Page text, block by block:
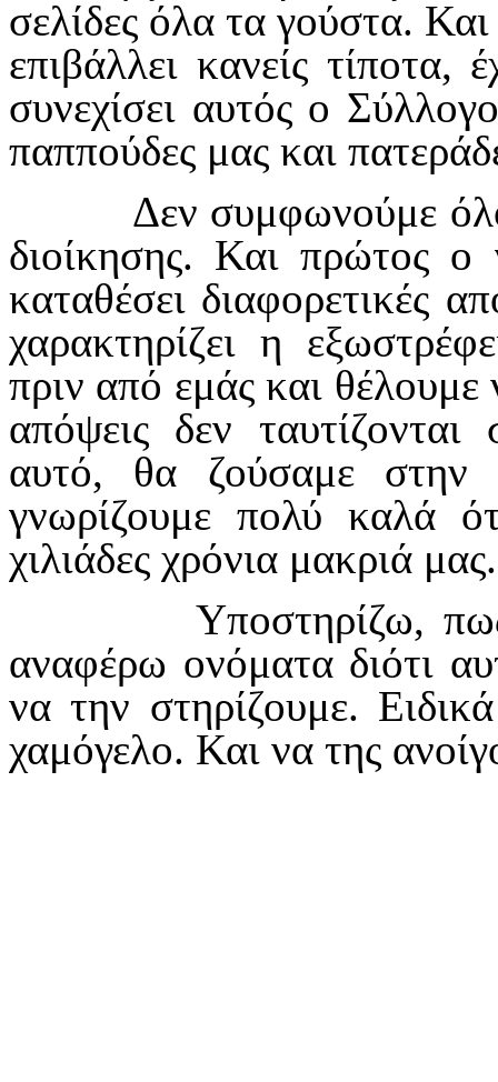
σελίδες όλα τα γούστα.
επιβάλλει κανείς
συνεχίσει αυτός ο
παππούδες μας και
Δεν συμφωνούμε όλοι
διοίκησης. Και πρώτος
καταθέσει διαφορετικές
χαρακτηρίζει η
πριν από εμάς και
απόψεις δεν
αυτό, θα ζούσαμε στην
γνωρίζουμε πολύ καλά
χιλιάδες χρόνια μακριά μας.
Υποστηρίζω, πως
αναφέρω ονόματα διότι
να την στηρίζουμε.
χαμόγελο. Και να της